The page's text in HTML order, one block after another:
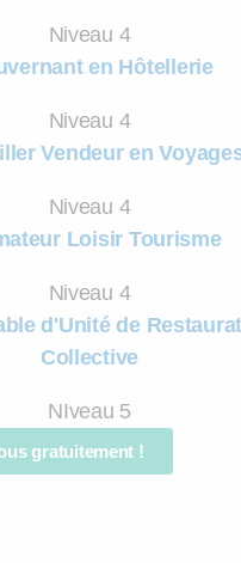
Niveau 4
en Hôtellerie
Niveau 4
Vendeur en
Niveau 4
Loisir Tourisme
Niveau 4
d'Unité de
Collective
NIveau 5
gratuitement !